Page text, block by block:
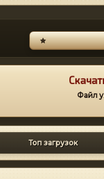
Файл
Топ загрузок